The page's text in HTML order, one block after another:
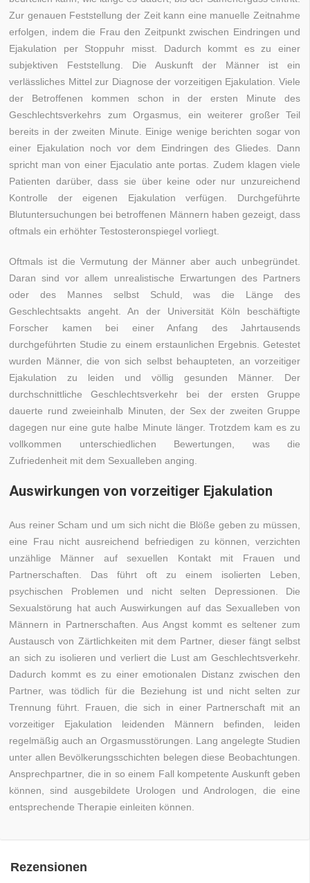
Zur genauen Feststellung der Zeit kann eine manuelle Zeitnahme
erfolgen, indem die Frau den Zeitpunkt zwischen Eindringen und
Ejakulation per Stoppuhr misst. Dadurch kommt es zu einer
subjektiven Feststellung. Die Auskunft der Männer ist ein
verlässliches Mittel zur Diagnose der vorzeitigen Ejakulation. Viele
der Betroffenen kommen schon in der ersten Minute des
Geschlechtsverkehrs zum Orgasmus, ein weiterer großer Teil
bereits in der zweiten Minute. Einige wenige berichten sogar von
einer Ejakulation noch vor dem Eindringen des Gliedes. Dann
spricht man von einer Ejaculatio ante portas. Zudem klagen viele
Patienten darüber, dass sie über keine oder nur unzureichend
Kontrolle der eigenen Ejakulation verfügen. Durchgeführte
Blutuntersuchungen bei betroffenen Männern haben gezeigt, dass
oftmals ein erhöhter Testosteronspiegel vorliegt.
Oftmals ist die Vermutung der Männer aber auch unbegründet.
Daran sind vor allem unrealistische Erwartungen des Partners
oder des Mannes selbst Schuld, was die Länge des
Geschlechtsakts angeht. An der Universität Köln beschäftigte
Forscher kamen bei einer Anfang des Jahrtausends
durchgeführten Studie zu einem erstaunlichen Ergebnis. Getestet
wurden Männer, die von sich selbst behaupteten, an vorzeitiger
Ejakulation zu leiden und völlig gesunden Männer. Der
durchschnittliche Geschlechtsverkehr bei der ersten Gruppe
dauerte rund zweieinhalb Minuten, der Sex der zweiten Gruppe
dagegen nur eine gute halbe Minute länger. Trotzdem kam es zu
vollkommen unterschiedlichen Bewertungen, was die
Zufriedenheit mit dem Sexualleben anging.
Auswirkungen von vorzeitiger Ejakulation
Aus reiner Scham und um sich nicht die Blöße geben zu müssen,
eine Frau nicht ausreichend befriedigen zu können, verzichten
unzählige Männer auf sexuellen Kontakt mit Frauen und
Partnerschaften. Das führt oft zu einem isolierten Leben,
psychischen Problemen und nicht selten Depressionen. Die
Sexualstörung hat auch Auswirkungen auf das Sexualleben von
Männern in Partnerschaften. Aus Angst kommt es seltener zum
Austausch von Zärtlichkeiten mit dem Partner, dieser fängt selbst
an sich zu isolieren und verliert die Lust am Geschlechtsverkehr.
Dadurch kommt es zu einer emotionalen Distanz zwischen den
Partner, was tödlich für die Beziehung ist und nicht selten zur
Trennung führt. Frauen, die sich in einer Partnerschaft mit an
vorzeitiger Ejakulation leidenden Männern befinden, leiden
regelmäßig auch an Orgasmusstörungen. Lang angelegte Studien
unter allen Bevölkerungsschichten belegen diese Beobachtungen.
Ansprechpartner, die in so einem Fall kompetente Auskunft geben
können, sind ausgebildete Urologen und Andrologen, die eine
entsprechende Therapie einleiten können.
Rezensionen